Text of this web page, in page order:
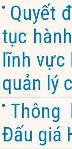
Quyết
tục
lĩnh vực
quản lý
Thông
Đấu giá